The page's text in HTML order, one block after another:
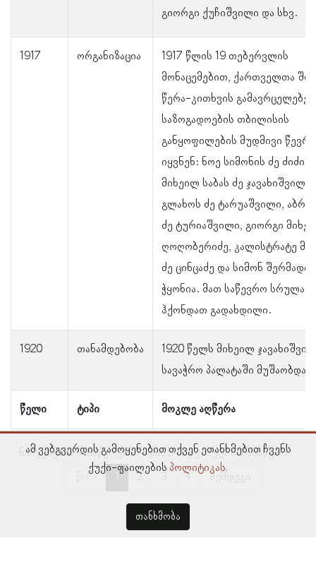
წელი ტიპი მოკლე აღწერა
გიორგი ქუჩიშვილი და სხვ.
1917 ორგანიზაცია
1917 წლის 19 თებერვლის
მონაცემებით, ქართველთა
წერა-კითხვის
საზოგადოების თბილისის
განყოფილების მუდმივი
იყვნენ: ნოე სიმონის ძე
მიხეილ საბას ძე
გლახოს ძე ტარუაშვილი,
ძე ტურიაშვილი, გიორგი
ღოღობერიძე, კალისტრატე
ძე ცინცაძე და სიმონ
ჭყონია. მათ საწევრო სრულად
ჰქონდათ გადახდილი.
1920 თანამდებობა
1920 წელს მიხეილ
სავაჭრო პალატაში მუშაობდა.
ნაჩვენებია ჩანაწერები 1–დან 5–მდე, სულ 17 ჩანაწერი
წინა
2 4 შემდეგი
ამ ვებგვერდის გამოყენებით თქვენ ეთანხმებით ჩვენს
ქუქი-ფაილების პოლიტიკას.
თანხმობა